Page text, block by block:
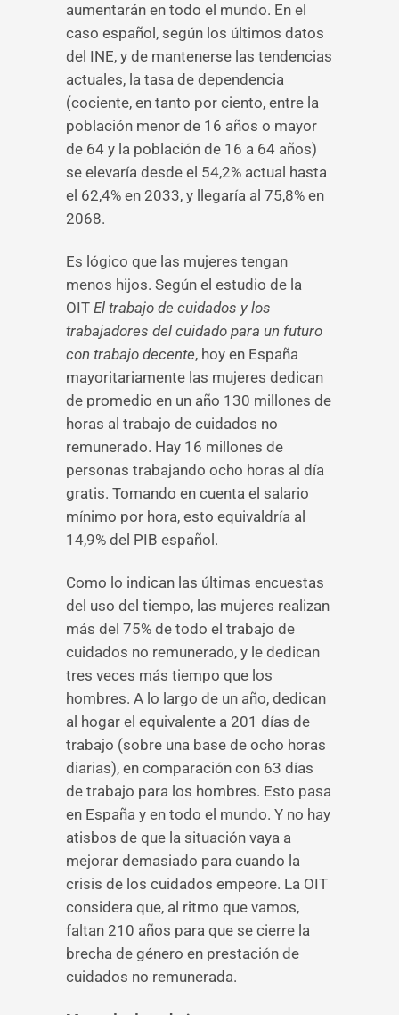
aumentarán en todo el mundo. En el
caso español, según los últimos datos
del INE, y de mantenerse las tendencias
actuales, la tasa de dependencia
(cociente, en tanto por ciento, entre la
población menor de 16 años o mayor
de 64 y la población de 16 a 64 años)
se elevaría desde el 54,2% actual hasta
el 62,4% en 2033, y llegaría al 75,8% en
2068.
Es lógico que las mujeres tengan
menos hijos. Según el estudio de la
OIT El trabajo de cuidados y los
trabajadores del cuidado para un futuro
con trabajo decente, hoy en España
mayoritariamente las mujeres dedican
de promedio en un año 130 millones de
horas al trabajo de cuidados no
remunerado. Hay 16 millones de
personas trabajando ocho horas al día
gratis. Tomando en cuenta el salario
mínimo por hora, esto equivaldría al
14,9% del PIB español.
Como lo indican las últimas encuestas
del uso del tiempo, las mujeres realizan
más del 75% de todo el trabajo de
cuidados no remunerado, y le dedican
tres veces más tiempo que los
hombres. A lo largo de un año, dedican
al hogar el equivalente a 201 días de
trabajo (sobre una base de ocho horas
diarias), en comparación con 63 días
de trabajo para los hombres. Esto pasa
en España y en todo el mundo. Y no hay
atisbos de que la situación vaya a
mejorar demasiado para cuando la
crisis de los cuidados empeore. La OIT
considera que, al ritmo que vamos,
faltan 210 años para que se cierre la
brecha de género en prestación de
cuidados no remunerada.